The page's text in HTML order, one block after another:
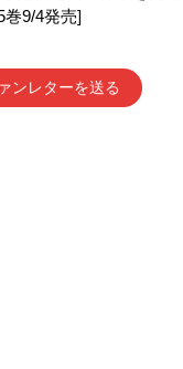
巻9/4発売]
ンレターを送る